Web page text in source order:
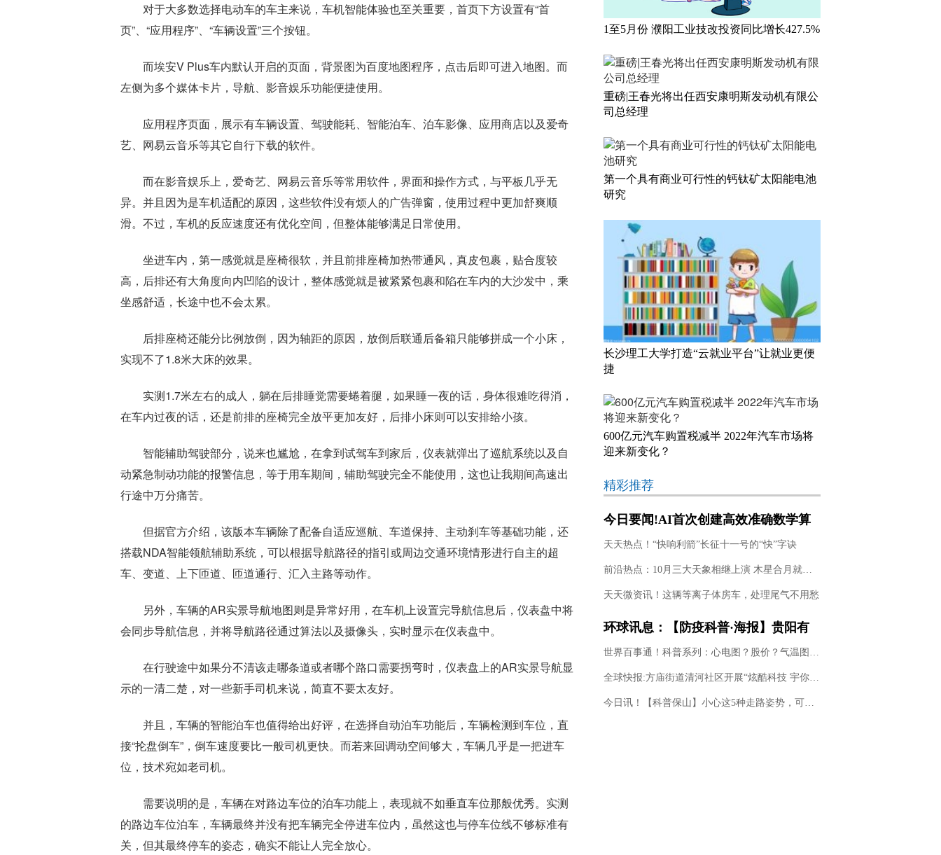
对于大多数选择电动车的车主来说，车机智能体验也至关重要，首页下方设置有“首
页”、“应用程序”、“车辆设置”三个按钮。
而埃安V Plus车内默认开启的页面，背景图为百度地图程序，点击后即可进入地图。而
左侧为多个媒体卡片，导航、影音娱乐功能便捷使用。
应用程序页面，展示有车辆设置、驾驶能耗、智能泊车、泊车影像、应用商店以及爱奇
艺、网易云音乐等其它自行下载的软件。
而在影音娱乐上，爱奇艺、网易云音乐等常用软件，界面和操作方式，与平板几乎无
异。并且因为是车机适配的原因，这些软件没有烦人的广告弹窗，使用过程中更加舒爽顺
滑。不过，车机的反应速度还有优化空间，但整体能够满足日常使用。
坐进车内，第一感觉就是座椅很软，并且前排座椅加热带通风，真皮包裹，贴合度较
高，后排还有大角度向内凹陷的设计，整体感觉就是被紧紧包裹和陷在车内的大沙发中，乘
坐感舒适，长途中也不会太累。
后排座椅还能分比例放倒，因为轴距的原因，放倒后联通后备箱只能够拼成一个小床，
实现不了1.8米大床的效果。
实测1.7米左右的成人，躺在后排睡觉需要蜷着腿，如果睡一夜的话，身体很难吃得消，
在车内过夜的话，还是前排的座椅完全放平更加友好，后排小床则可以安排给小孩。
智能辅助驾驶部分，说来也尴尬，在拿到试驾车到家后，仪表就弹出了巡航系统以及自
动紧急制动功能的报警信息，等于用车期间，辅助驾驶完全不能使用，这也让我期间高速出
行途中万分痛苦。
但据官方介绍，该版本车辆除了配备自适应巡航、车道保持、主动刹车等基础功能，还
搭载NDA智能领航辅助系统，可以根据导航路径的指引或周边交通环境情形进行自主的超
车、变道、上下匝道、匝道通行、汇入主路等动作。
另外，车辆的AR实景导航地图则是异常好用，在车机上设置完导航信息后，仪表盘中将
会同步导航信息，并将导航路径通过算法以及摄像头，实时显示在仪表盘中。
在行驶途中如果分不清该走哪条道或者哪个路口需要拐弯时，仪表盘上的AR实景导航显
示的一清二楚，对一些新手司机来说，简直不要太友好。
并且，车辆的智能泊车也值得给出好评，在选择自动泊车功能后，车辆检测到车位，直
接“抡盘倒车”，倒车速度要比一般司机更快。而若来回调动空间够大，车辆几乎是一把进车
位，技术宛如老司机。
需要说明的是，车辆在对路边车位的泊车功能上，表现就不如垂直车位那般优秀。实测
的路边车位泊车，车辆最终并没有把车辆完全停进车位内，虽然这也与停车位线不够标准有
关，但其最终停车的姿态，确实不能让人完全放心。
1至5月份 濮阳工业技改投资同比增长427.5%
重磅|王春光将出任西安康明斯发动机有限公
司总经理
第一个具有商业可行性的钙钛矿太阳能电池
研究
长沙理工大学打造“云就业平台”让就业更便
捷
600亿元汽车购置税减半 2022年汽车市场将
迎来新变化？
精彩推荐
今日要闻!AI首次创建高效准确数学算
法
天天热点！“快响利箭”长征十一号的“快”字诀
天天微资讯！这辆等离子体房车，处理尾气不用愁
环球讯息：【防疫科普·海报】贵阳有
序恢复堂食，商家这样防疫！